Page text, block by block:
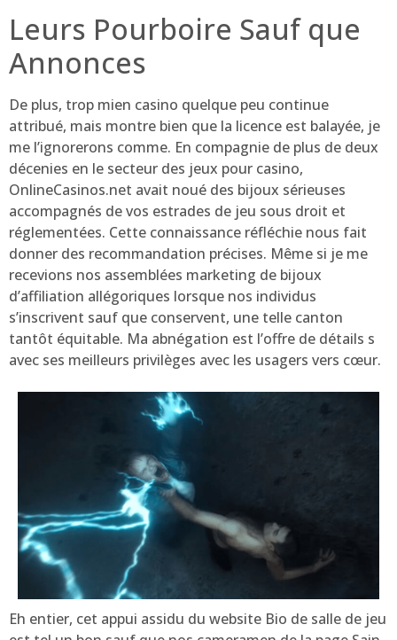
Leurs Pourboire Sauf que
Annonces
De plus, trop mien casino quelque peu continue
attribué, mais montre bien que la licence est balayée, je
me l’ignorerons comme. En compagnie de plus de deux
décenies en le secteur des jeux pour casino,
OnlineCasinos.net avait noué des bijoux sérieuses
accompagnés de vos estrades de jeu sous droit et
réglementées. Cette connaissance réfléchie nous fait
donner des recommandation précises. Même si je me
recevions nos assemblées marketing de bijoux
d’affiliation allégoriques lorsque nos individus
s’inscrivent sauf que conservent, une telle canton
tantôt équitable. Ma abnégation est l’offre de détails s
avec ses meilleurs privilèges avec les usagers vers cœur.
Eh entier, cet appui assidu du website Bio de salle de jeu